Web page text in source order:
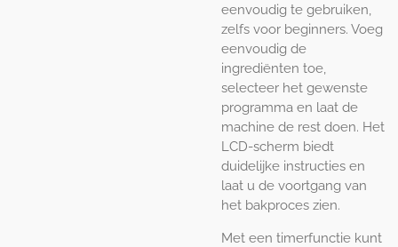
eenvoudig te gebruiken,
zelfs voor beginners. Voeg
eenvoudig de
ingrediënten toe,
selecteer het gewenste
programma en laat de
machine de rest doen. Het
LCD-scherm biedt
duidelijke instructies en
laat u de voortgang van
het bakproces zien.
Met een timerfunctie kunt